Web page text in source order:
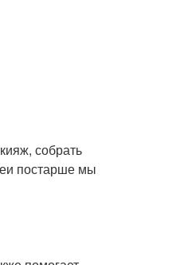
собрать
постарше мы